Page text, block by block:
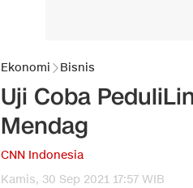
Ekonomi Bisnis
Uji Coba
Mendag
CNN Indonesia
Kamis, 30 Sep 2021 17:57 WIB